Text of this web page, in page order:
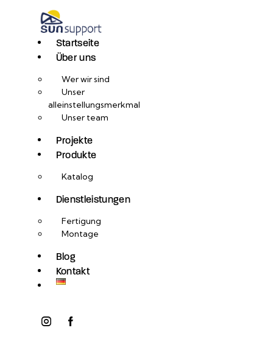
Startseite
Über uns
Wer wir sind
Unser
alleinstellungsmerkmal
Unser team
Projekte
Produkte
Katalog
Dienstleistungen
Fertigung
Montage
Blog
Kontakt
instagramfacebook-